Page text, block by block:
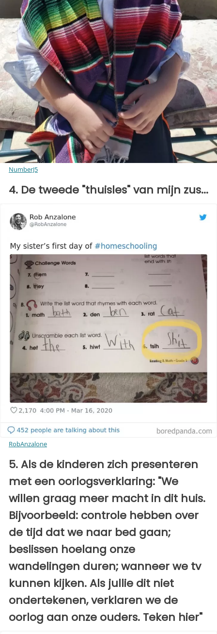
NumberJ5
4. De tweede "thuisles" van mijn zus...
RobAnzalone
5. Als de kinderen zich presenteren
met een oorlogsverklaring: "We
willen graag meer macht in dit huis.
Bijvoorbeeld: controle hebben over
de tijd dat we naar bed gaan;
beslissen hoelang onze
wandelingen duren; wanneer we tv
kunnen kijken. Als jullie dit niet
ondertekenen, verklaren we de
oorlog aan onze ouders. Teken hier"